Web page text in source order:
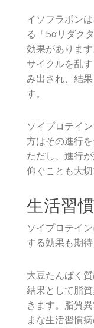
イソフラボン
る「5αリダク
効果がありま
サイクルを乱
み出され、結
す。
ソイプロテイ
方はその進行
ただし、進行
仰ぐことも大切
生活習
ソイプロテイ
する効果も期待
大豆たんぱく
結果として脂
きます。脂質
まな生活習慣